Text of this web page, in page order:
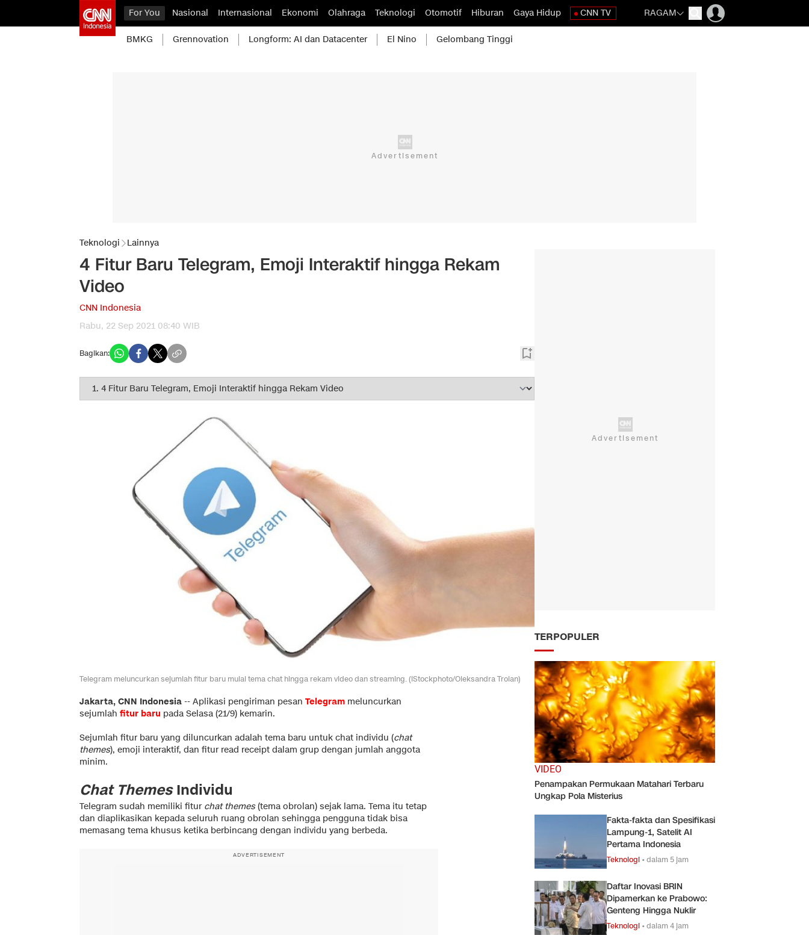
For You Nasional Internasional Ekonomi Olahraga Teknologi Otomotif Hiburan Gaya Hidup CNN TV RAGAM
BMKG Grennovation Longform: AI dan Datacenter El Nino Gelombang Tinggi
Teknologi Lainnya
4 Fitur Baru Telegram, Emoji Interaktif hingga Rekam
Video
CNN Indonesia
Rabu, 22 Sep 2021 08:40 WIB
Bagikan:
Telegram meluncurkan sejumlah fitur baru mulai tema chat hingga rekam video dan streaming. (iStockphoto/Oleksandra Troian)
Jakarta, CNN Indonesia -- Aplikasi pengiriman pesan Telegram meluncurkan
sejumlah fitur baru pada Selasa (21/9) kemarin.
Sejumlah fitur baru yang diluncurkan adalah tema baru untuk chat individu (chat
themes), emoji interaktif, dan fitur read receipt dalam grup dengan jumlah anggota
minim.
Chat ThemesIndividu
Telegram sudah memiliki fitur chat themes(tema obrolan) sejak lama. Tema itu tetap
dan diaplikasikan kepada seluruh ruang obrolan sehingga pengguna tidak bisa
memasang tema khusus ketika berbincang dengan individu yang berbeda.
ADVERTISEMENT
TERPOPULER
VIDEO
Penampakan Permukaan Matahari Terbaru
Ungkap Pola Misterius
Fakta-fakta dan Spesifikasi
Lampung-1, Satelit AI
Pertama Indonesia
Teknologi •dalam 5 jam
Daftar Inovasi BRIN
Dipamerkan ke Prabowo:
Genteng Hingga Nuklir
Teknologi •dalam 4 jam